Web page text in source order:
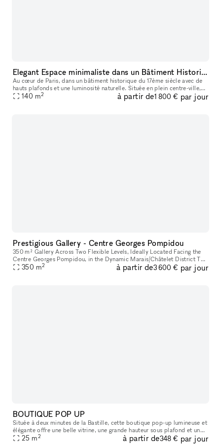
Elegant Espace minimaliste dans un Bâtiment Historique, Palais-Royal/ Louvre
Au cœur de Paris, dans un bâtiment historique du 17ème siècle avec de
hauts plafonds et une luminosité naturelle. Située en plein centre-ville,
ce lieu est parfait pour des événements éphémères ou de
140 m2 à partir de1 800 € par jour
Prestigious Gallery - Centre Georges Pompidou
350 m² Gallery Across Two Flexible Levels, Ideally Located Facing the
Centre Georges Pompidou, in the Dynamic Marais/Châtelet District This
exceptional space offers a modern, versatile environment,
350 m2 à partir de3 600 € par jour
BOUTIQUE POP UP
Située à deux minutes de la Bastille, cette boutique pop-up lumineuse et
élégante offre une belle vitrine, une grande hauteur sous plafond et un
agencement idéal pour tous vos projets : showroom, exp
25 m2 à partir de348 € par jour